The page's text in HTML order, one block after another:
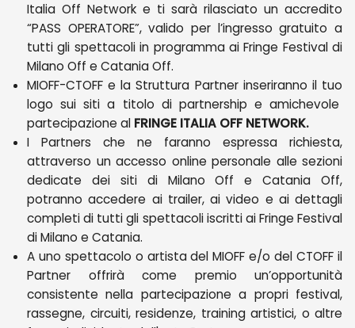
Italia Off Network e ti sarà rilasciato un accredito
“PASS OPERATORE”, valido per l’ingresso gratuito a
tutti gli spettacoli in programma ai Fringe Festival di
Milano Off e Catania Off.
MIOFF-CTOFF e la Struttura Partner inseriranno il tuo
logo sui siti a titolo di partnership e amichevole
partecipazione al FRINGE ITALIA OFF NETWORK.
I Partners che ne faranno espressa richiesta,
attraverso un accesso online personale alle sezioni
dedicate dei siti di Milano Off e Catania Off,
potranno accedere ai trailer, ai video e ai dettagli
completi di tutti gli spettacoli iscritti ai Fringe Festival
di Milano e Catania.
A uno spettacolo o artista del MIOFF e/o del CTOFF il
Partner offrirà come premio un’opportunità
consistente nella partecipazione a propri festival,
rassegne, circuiti, residenze, training artistici, o altre